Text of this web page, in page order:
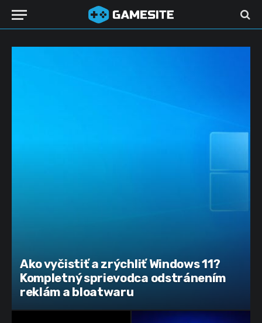
Ako vyčistiť a zrýchliť Windows 11?
Kompletný sprievodca odstránením
reklám a bloatwaru